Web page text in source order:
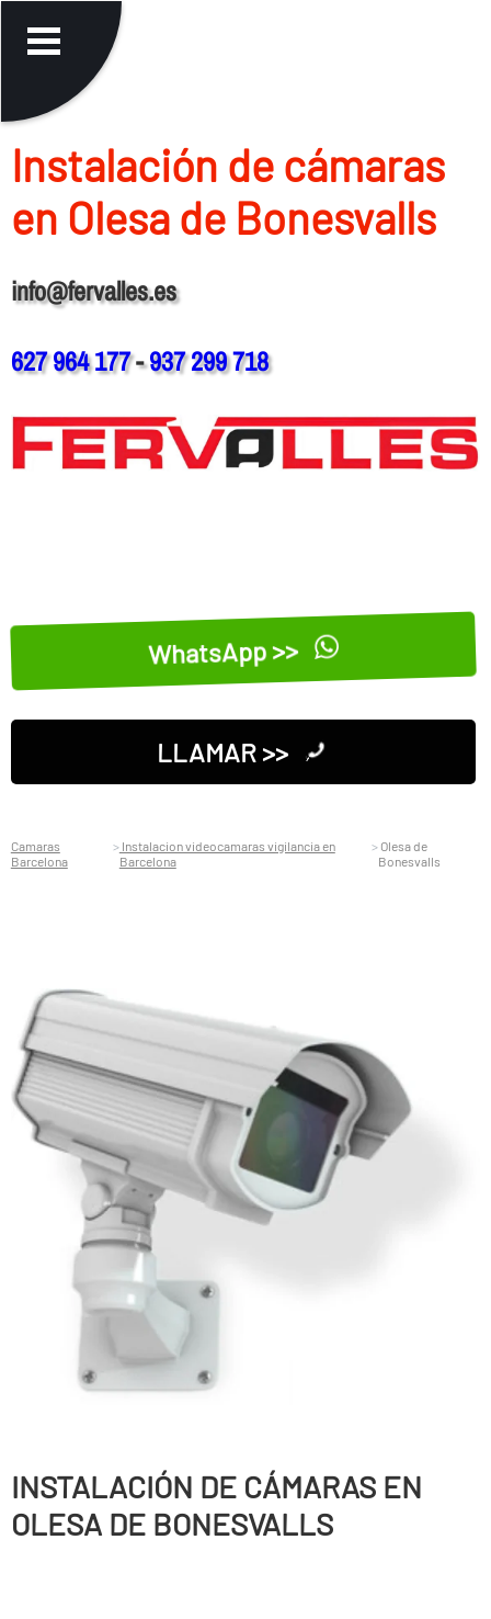
Instalación de cámaras
en Olesa de Bonesvalls
info@fervalles.es
627 964 177-937 299 718
WhatsApp >>
LLAMAR >>
Camaras
Barcelona
Instalacion videocamaras vigilancia en
Barcelona
Olesa de
Bonesvalls
INSTALACIÓN DE CÁMARAS EN
OLESA DE BONESVALLS